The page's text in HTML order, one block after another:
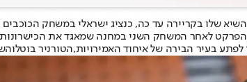
שלו בקריירה עד כה, כנציג ישראלי במשחק
בעיר הבירה של איחוד האמירויות,הטורניר בוטל